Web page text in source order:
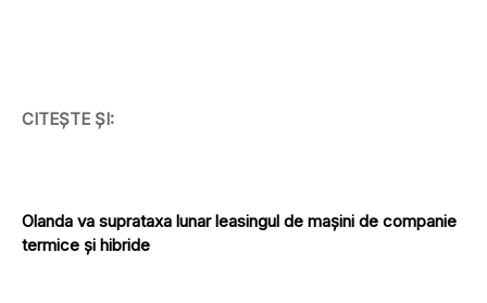
CITEȘTE ȘI:
Olanda va suprataxa lunar leasingul de mașini de companie
termice și hibride